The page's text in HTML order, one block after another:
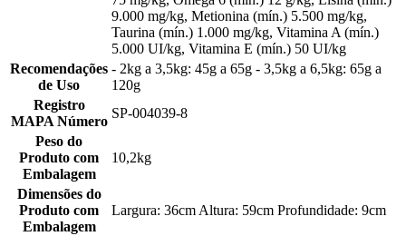
9.000 mg/kg, Metionina (mín.) 5.500 mg/kg,
Taurina (mín.) 1.000 mg/kg, Vitamina A (mín.)
5.000 UI/kg, Vitamina E (mín.) 50 UI/kg
Recomendações
de Uso
- 2kg a 3,5kg: 45g a 65g - 3,5kg a 6,5kg: 65g a
120g
Registro
MAPA Número
SP-004039-8
Peso do
Produto com
Embalagem
10,2kg
Dimensões do
Produto com
Embalagem
Largura: 36cm Altura: 59cm Profundidade: 9cm